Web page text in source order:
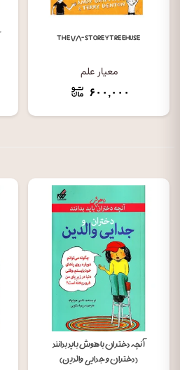
THE ۷۸-STOREY TREEHUSE
معیار علم
۶۰۰,۰۰۰
آنچه دختران باهوش باید بدانند
(دختران و جدایی والدین)